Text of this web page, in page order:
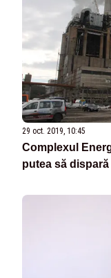
29 oct. 2019, 10:45
Complexul
putea să dispară